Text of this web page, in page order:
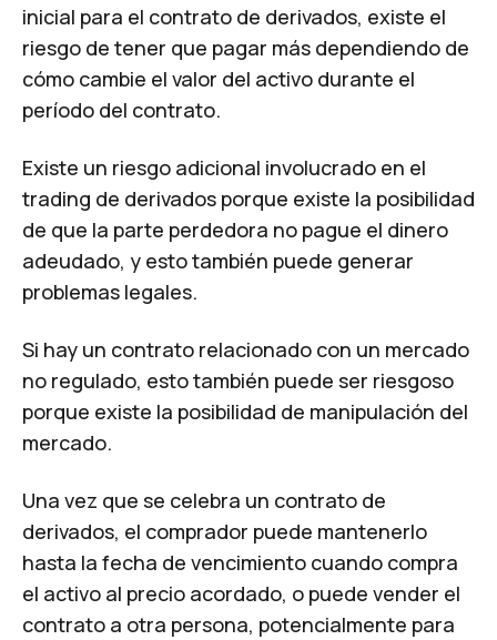
inicial para el contrato de derivados, existe el
riesgo de tener que pagar más dependiendo de
cómo cambie el valor del activo durante el
período del contrato.
Existe un riesgo adicional involucrado en el
trading de derivados porque existe la posibilidad
de que la parte perdedora no pague el dinero
adeudado, y esto también puede generar
problemas legales.
Si hay un contrato relacionado con un mercado
no regulado, esto también puede ser riesgoso
porque existe la posibilidad de manipulación del
mercado.
Una vez que se celebra un contrato de
derivados, el comprador puede mantenerlo
hasta la fecha de vencimiento cuando compra
el activo al precio acordado, o puede vender el
contrato a otra persona, potencialmente para